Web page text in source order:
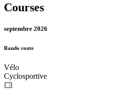
Courses
septembre 2026
Rando route
Vélo
Cyclosportive